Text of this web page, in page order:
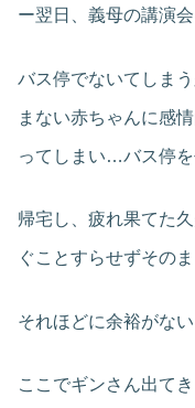
ー翌日、義母の講演
バス停でないてしま
まない赤ちゃんに感
ってしまい…バス停を
帰宅し、疲れ果てた
ぐことすらせずそのま
それほどに余裕がな
ここでギンさん出てき